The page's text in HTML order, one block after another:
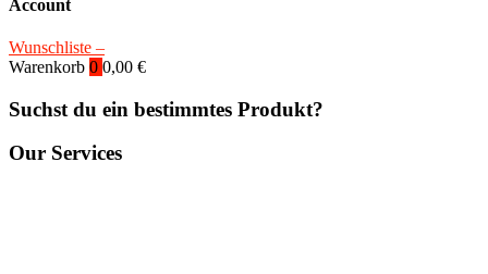
Account
Wunschliste –
Warenkorb 0 0,00 €
Suchst du ein bestimmtes Produkt?
Our Services